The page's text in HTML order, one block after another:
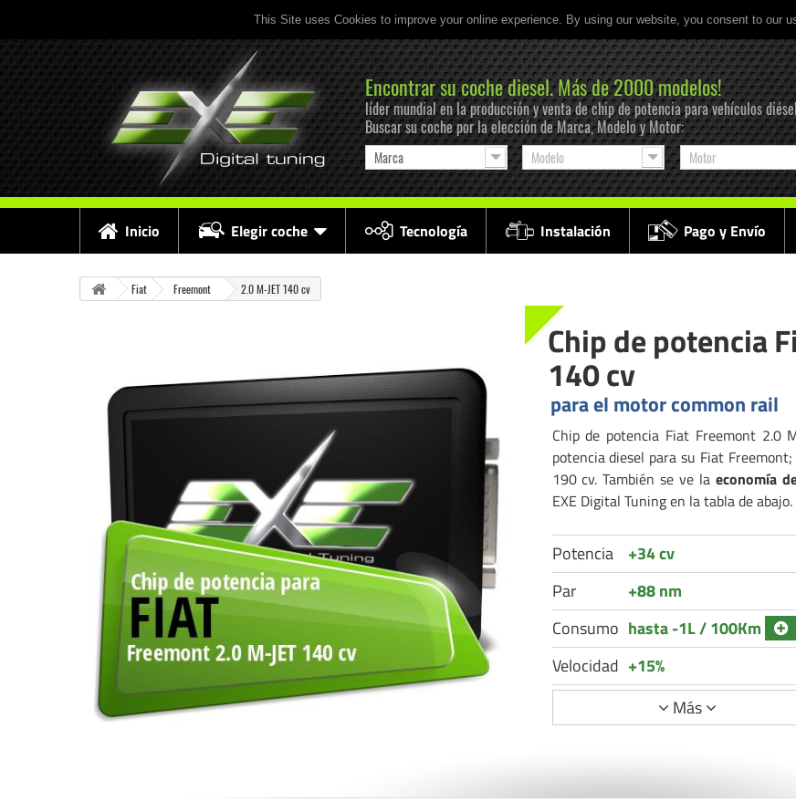
This Site uses Cookies to improve your online experience. By using our website, you consent to our
Encontrar su coche diesel. Más de 2000 modelos!
líder mundial en la producción y venta de chip de potencia para vehículos
Buscar su coche por la elección de Marca, Modelo y Motor:
Marca Modelo Motor
Inicio Elegir coche Tecnología Instalación Pago y Envío
Fiat Freemont 2.0 M-JET 140 cv
Chip de potencia
140 cv
para el motor common rail
Chip de potencia Fiat Freemont 2.0
potencia diesel para su Fiat
190 cv. También se ve laeconomía
EXE Digital Tuning en la tabla de abajo.
Potencia
+34 cv
Par
+88 nm
Consumo hasta -1L / 100Km
Velocidad +15%
Más